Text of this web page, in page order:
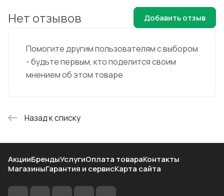
Помогите другим пользователям с выбором
- будьте первым, кто поделится своим
мнением об этом товаре
Нет отзывов Добавить отзыв
Назад к списку
АкцииБрендыУслугиОплата товараКонтакты
МагазиныГарантия и сервисКарта сайта